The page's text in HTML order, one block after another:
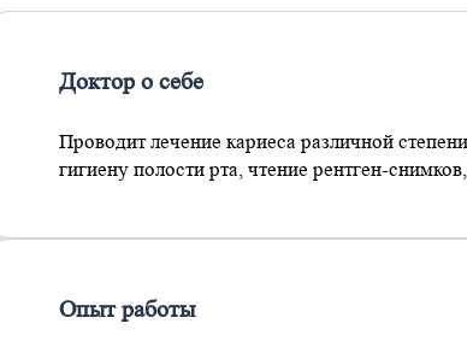
Доктор о себе
Проводит лечение кариеса различной
гигиену полости рта, чтение рентген-
Опыт работы